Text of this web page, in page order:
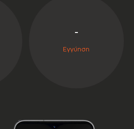
-
Εγγύηση